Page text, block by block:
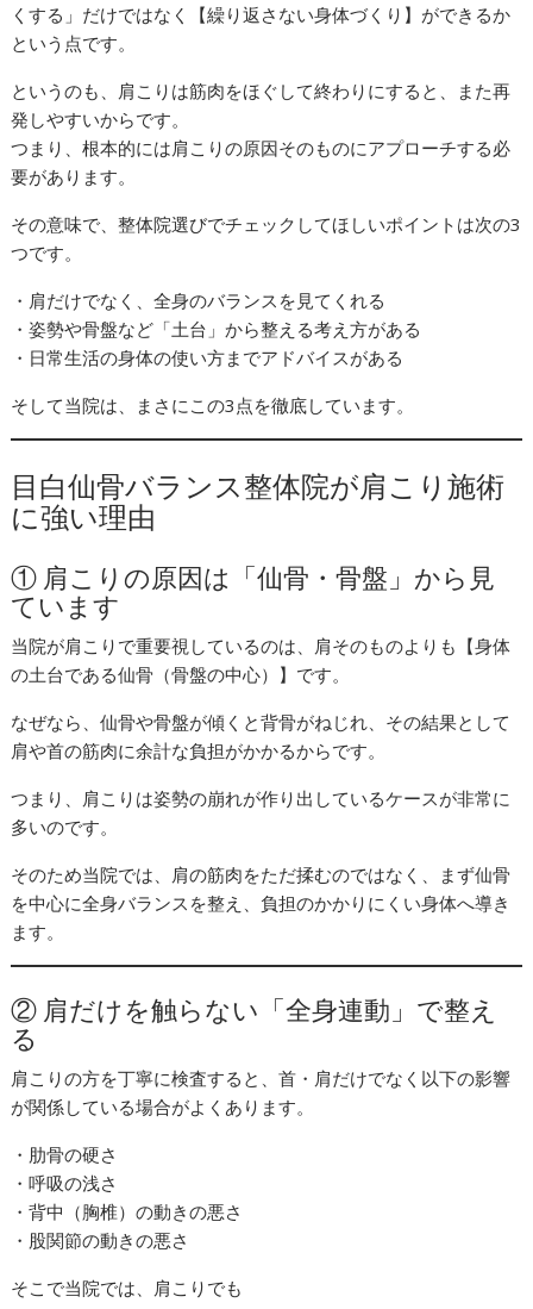
くする」だけではなく【繰り返さない身体づくり】ができるか
という点です。
というのも、肩こりは筋肉をほぐして終わりにすると、また再
発しやすいからです。
つまり、根本的には肩こりの原因そのものにアプローチする必
要があります。
その意味で、整体院選びでチェックしてほしいポイントは次の3
つです。
・肩だけでなく、全身のバランスを見てくれる
・姿勢や骨盤など「土台」から整える考え方がある
・日常生活の身体の使い方までアドバイスがある
そして当院は、まさにこの3点を徹底しています。
目白仙骨バランス整体院が肩こり施術
に強い理由
① 肩こりの原因は「仙骨・骨盤」から見
ています
当院が肩こりで重要視しているのは、肩そのものよりも【身体
の土台である仙骨（骨盤の中心）】です。
なぜなら、仙骨や骨盤が傾くと背骨がねじれ、その結果として
肩や首の筋肉に余計な負担がかかるからです。
つまり、肩こりは姿勢の崩れが作り出しているケースが非常に
多いのです。
そのため当院では、肩の筋肉をただ揉むのではなく、まず仙骨
を中心に全身バランスを整え、負担のかかりにくい身体へ導き
ます。
② 肩だけを触らない「全身連動」で整え
る
肩こりの方を丁寧に検査すると、首・肩だけでなく以下の影響
が関係している場合がよくあります。
・肋骨の硬さ
・呼吸の浅さ
・背中（胸椎）の動きの悪さ
・股関節の動きの悪さ
そこで当院では、肩こりでも